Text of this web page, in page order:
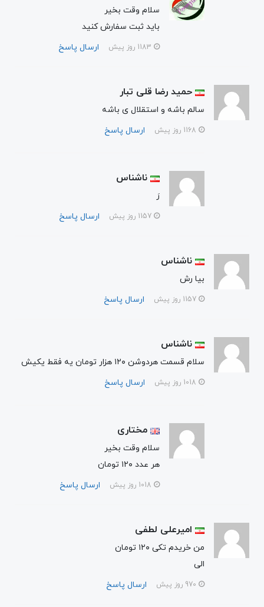
سلام وقت بخیر
باید ثبت سفارش کنید
ارسال پاسخ
حمید رضا قلی تبار
سالم باشه و استقلال ی باشه
ارسال پاسخ
ناشناس
رَ
ارسال پاسخ
ناشناس
بیا رش
ارسال پاسخ
ناشناس
سلام قسمت هردوشن ۱۲۰ هزار تومان یه فقط یکیش
ارسال پاسخ
مختاری
سلام وقت بخیر
هر عدد ۱۲۰ تومان
ارسال پاسخ
امیرعلی لطفی
من خریدم تکی ۱۲۰ تومان
الی
ارسال پاسخ